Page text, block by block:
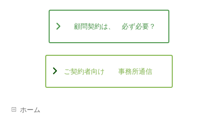
顧問契約は、 必ず必要？
ご契約者向け 事務所通信
ホーム